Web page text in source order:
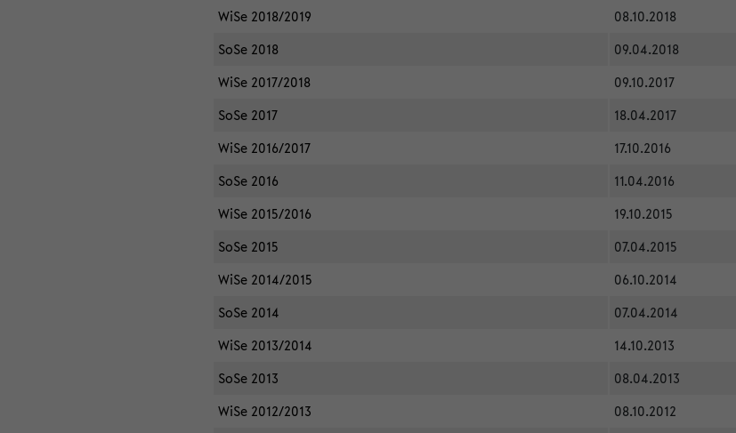
WiSe 2018/2019
08.10.2018
SoSe 2018
09.04.2018
WiSe 2017/2018
09.10.2017
SoSe 2017
18.04.2017
WiSe 2016/2017
17.10.2016
SoSe 2016
11.04.2016
WiSe 2015/2016
19.10.2015
SoSe 2015
07.04.2015
WiSe 2014/2015
06.10.2014
SoSe 2014
07.04.2014
WiSe 2013/2014
14.10.2013
SoSe 2013
08.04.2013
WiSe 2012/2013
08.10.2012